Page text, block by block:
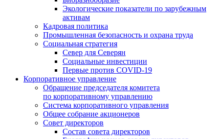
Экологические показатели по зарубежным
активам
Кадровая политика
Промышленная безопасность и охрана труда
Социальная стратегия
Север для Северян
Социальные инвестиции
Первые против COVID‑19
Корпоративное управление
Обращение председателя комитета
по корпоративному управлению
Система корпоративного управления
Общее собрание акционеров
Совет директоров
Состав совета директоров